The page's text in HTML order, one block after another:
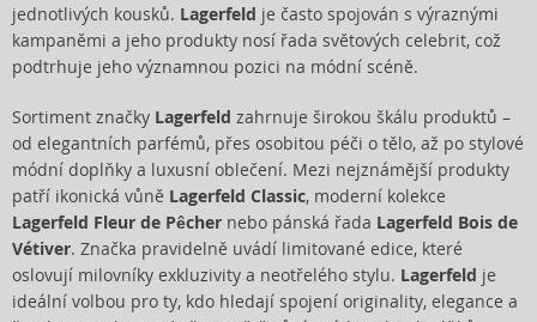
jednotlivých kousků. Lagerfeld je často spojován s výraznými
kampaněmi a jeho produkty nosí řada světových celebrit, což
podtrhuje jeho významnou pozici na módní scéně.
Sortiment značky Lagerfeld zahrnuje širokou škálu produktů –
od elegantních parfémů, přes osobitou péči o tělo, až po stylové
módní doplňky a luxusní oblečení. Mezi nejznámější produkty
patří ikonická vůně Lagerfeld Classic, moderní kolekce
Lagerfeld Fleur de Pêcher nebo pánská řada Lagerfeld Bois de
Vétiver. Značka pravidelně uvádí limitované edice, které
oslovují milovníky exkluzivity a neotřelého stylu. Lagerfeld je
ideální volbou pro ty, kdo hledají spojení originality, elegance a